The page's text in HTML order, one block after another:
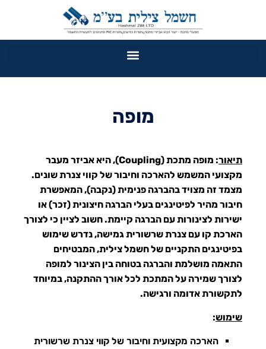
מופה
תיאור: מופה מתכת
(Coupling), היא אביזר מעבר
מקצועי המשמש להארכה וחיבור של קווי צנרת שונים.
מצמד זה מצויד בהברגה פנימית (נקבה), המאפשרת
חיבור מהיר לפיטינגים בעלי הברגה חיצונית (זכר) או
ישירות לצינורות עם הברגה קיימת. חשוב לציין כי לצורך
הארכת קו עם צנרת שרשורית גמישה, נדרש שימוש
בפיטינגים התקניים של חשמל צילית, המבטיחים
התאמה מושלמת והברגה בטוחה בין הצינור למופה
לצורך שמירה על המתכת לכל אורך ההתקנה, במיוחד
לתקשורת אדומה ורגישה.
שימוש:
הארכה מקצועית וחיבור של קווי צנרת שרשורית